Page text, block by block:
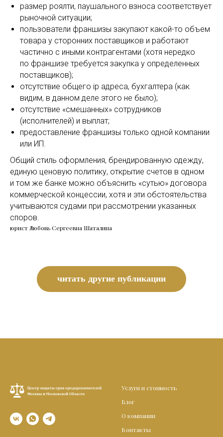
размер роялти, паушального взноса соответствует
рыночной ситуации;
пользователи франшизы закупают какой-то объем
товара у сторонних поставщиков и работают
частично с иными контрагентами (хотя нередко
по франшизе требуется закупка у определенных
поставщиков);
отсутствие общего ip адреса, бухгалтера (как
видим, в данном деле этого не было);
отсутствие «смешанных» сотрудников
(исполнителей) и выплат;
предоставление франшизы только одной компании
или ИП.
Общий стиль оформления, брендированную одежду,
единую ценовую политику, открытие счетов в одном
и том же банке можно объяснить «сутью» договора
коммерческой концессии, хотя и эти обстоятельства
учитываются судами при рассмотрении указанных
споров.
юрист Любовь Сергеевна Шаталина
читать другие публикации
Услуги и стоимость
Блог
О компании
Контакты